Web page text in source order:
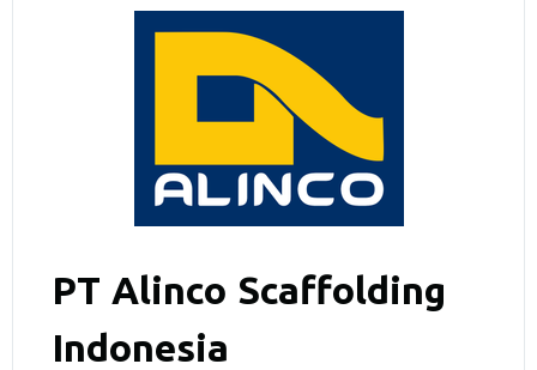
PT Alinco Scaffolding
Indonesia